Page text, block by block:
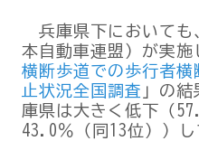
兵庫県下においても
本自動車連盟）が実施
横断歩道での歩行者
止状況全国調査 」の
庫県は大きく低下（
43.0％（同13位））